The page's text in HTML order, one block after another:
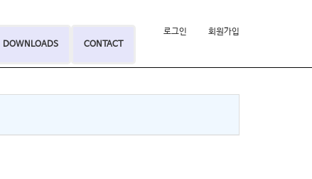
DOWNLOADS CONTACT
로그인 회원가입